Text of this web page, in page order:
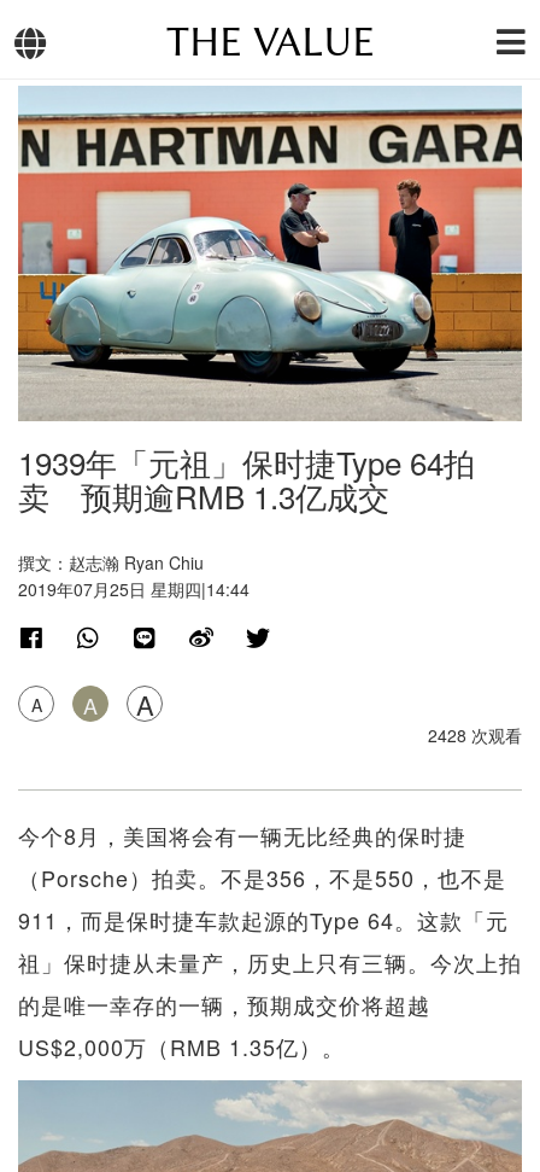
THE VALUE
1939年「元祖」保时捷Type 64拍
卖 预期逾RMB 1.3亿成交
撰文：赵志瀚 Ryan Chiu
2019年07月25日 星期四|14:44
A A A
2428 次观看
今个8月，美国将会有一辆无比经典的保时捷
（Porsche）拍卖。不是356，不是550，也不是
911，而是保时捷车款起源的Type 64。这款「元
祖」保时捷从未量产，历史上只有三辆。今次上拍
的是唯一幸存的一辆，预期成交价将超越
US$2,000万（RMB 1.35亿）。